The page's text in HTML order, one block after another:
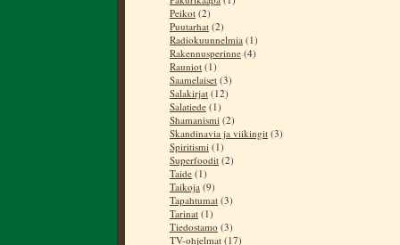
Peikot (2)
Puutarhat (2)
Radiokuunnelmia (1)
Rakennusperinne (4)
Rauniot (1)
Saamelaiset (3)
Salakirjat (12)
Salatiede (1)
Shamanismi (2)
Skandinavia ja viikingit (3)
Spiritismi (1)
Superfoodit (2)
Taide (1)
Taikoja (9)
Tapahtumat (3)
Tarinat (1)
Tiedostamo (3)
TV-ohjelmat (17)